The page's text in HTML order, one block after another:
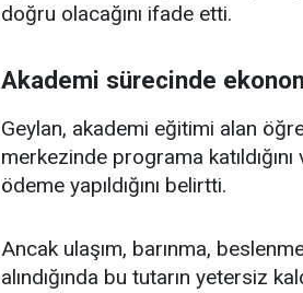
doğru olacağını ifade etti.
Akademi sürecinde
Geylan, akademi eğitimi alan
merkezinde programa
ödeme yapıldığını belirtti.
Ancak ulaşım, barınma,
alındığında bu tutarın yetersiz